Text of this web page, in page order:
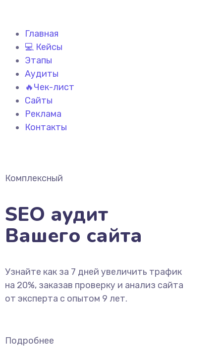
Главная
💻 Кейсы
Этапы
Аудиты
🔥Чек-лист
Сайты
Реклама
Контакты
Комплексный
SEO аудит
Вашего сайта
Узнайте как за 7 дней увеличить трафик
на 20%, заказав проверку и анализ сайта
от эксперта с опытом 9 лет.
Подробнее